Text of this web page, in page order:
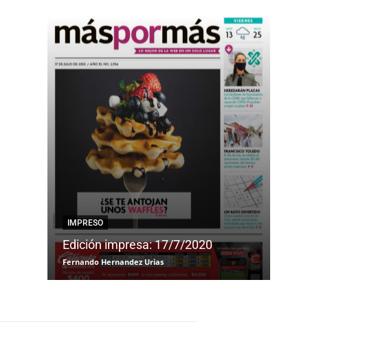
IMPRESO
Edición impresa: 17/7/2020
Fernando Hernandez Urias